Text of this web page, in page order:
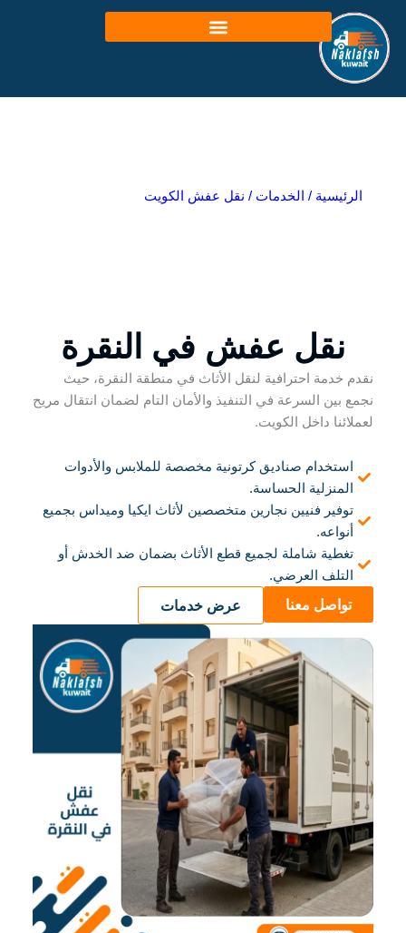
إلى
المحتوى
الرئيسية / الخدمات / نقل عفش الكويت
نقل عفش في النقرة
نقدم خدمة احترافية لنقل الأثاث في منطقة النقرة، حيث
نجمع بين السرعة في التنفيذ والأمان التام لضمان انتقال مريح
لعملائنا داخل الكويت.
استخدام صناديق كرتونية مخصصة للملابس والأدوات
المنزلية الحساسة.
توفير فنيين نجارين متخصصين لأثاث ايكيا وميداس بجميع
أنواعه.
تغطية شاملة لجميع قطع الأثاث بضمان ضد الخدش أو
التلف العرضي.
تواصل معنا عرض خدمات